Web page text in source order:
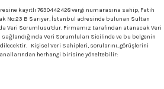
kayıtlı 7830442428 vergi numarasına sahip, Fatih
No:23 B Sarıyer, İstanbul adresinde bulunan Sultan
Veri Sorumlusu’dur. Firmamız tarafından atanacak Veri
Veri Sorumluları Sicilinde ve bu belgenin
Kişisel Veri Sahipleri, sorularını, görüşlerini
herhangi birisine yöneltebilir: